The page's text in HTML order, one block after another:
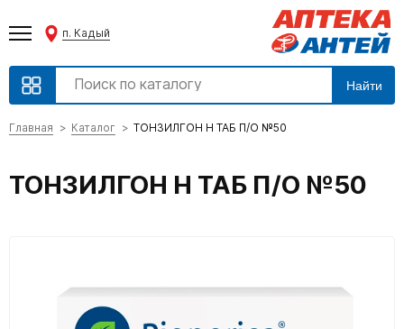
п. Кадый
Найти
Главная Каталог ТОНЗИЛГОН Н ТАБ П/О №50
ТОНЗИЛГОН Н ТАБ П/О №50